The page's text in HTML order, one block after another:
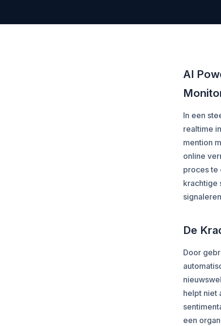
AI
In een
realtime
mention
online
proces te
krachtige
De
Door
helpt niet
een